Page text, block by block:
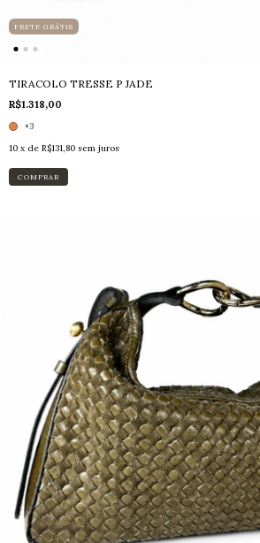
FRETE GRÁTIS
TIRACOLO TRESSE P JADE
R$1.318,00
+3
10 x de R$131,80 sem juros
COMPRAR